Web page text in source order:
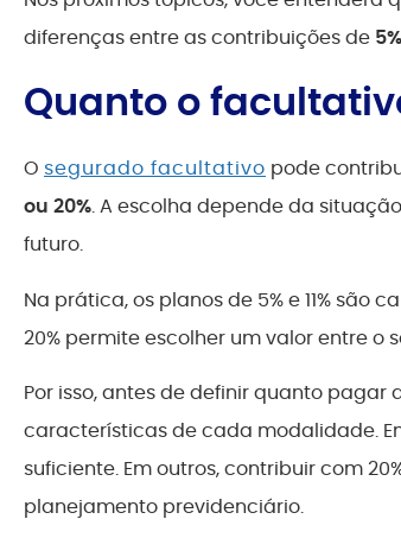
diferenças entre as contribuições de
Quanto o
O segurado facultativo pode
ou 20%. A escolha depende da
futuro.
Na prática, os planos de 5% e 11%
20% permite escolher um valor entre
Por isso, antes de definir quanto pagar
características de cada modalidade.
suficiente. Em outros, contribuir com
planejamento previdenciário.